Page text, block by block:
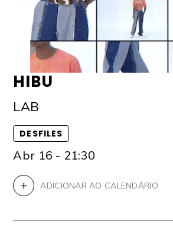
HIBU
LAB
DESFILES
Abr 16 - 21:30
+ ADICIONAR AO CALENDÁRIO